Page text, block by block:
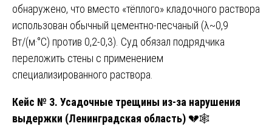
обнаружено, что вместо «тёплого» кладочного раствора
использован обычный цементно-песчаный (λ~0,9
Вт/(м·°С) против 0,2-0,3). Суд обязал подрядчика
переложить стены с применением
специализированного раствора.
Кейс № 3. Усадочные трещины из-за нарушения
выдержки (Ленинградская область) 💔🕸️